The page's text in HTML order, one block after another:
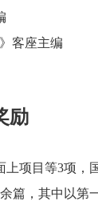
》客座主编
励
上项目等3项
篇，其中以第